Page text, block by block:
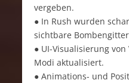
vergeben.
● In Rush wurden
sichtbare
● UI-Visualisierung
Modi aktualisiert.
● Animations- und